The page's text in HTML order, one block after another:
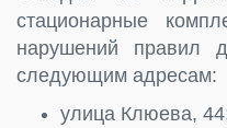
стационарные
нарушений правил
следующим адресам:
улица Клюева,